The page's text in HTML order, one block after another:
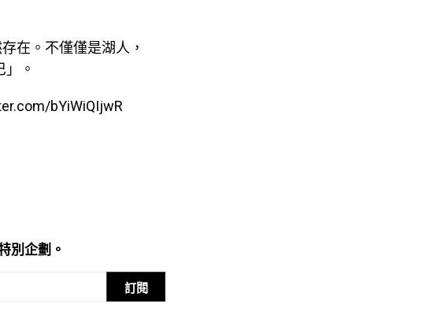
在。不僅僅是湖人，
。
bYiWiQIjwR
別企劃。
訂閱